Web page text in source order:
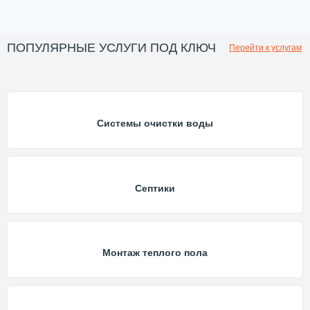
ПОПУЛЯРНЫЕ УСЛУГИ ПОД КЛЮЧ Перейти к услугам
Системы очистки воды
Септики
Монтаж теплого пола